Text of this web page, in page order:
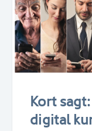
Kort
digital